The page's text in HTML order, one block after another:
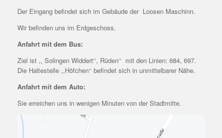
Der Eingang befindet sich im Gebäude der Loosen Maschinn.
Wir befinden uns im Erdgeschoss.
Anfahrt mit dem Bus:
Ziel ist ,, Solingen Widdert‘‘, Rüden‘‘ mit den Linien: 684, 697.
Die Haltestelle ,,Höfchen‘‘ befindet sich in unmittelbarer Nähe.
Anfahrt mit dem Auto:
Sie erreichen uns in wenigen Minuten von der Stadtmitte.